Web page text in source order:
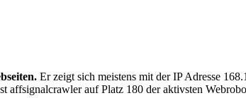
Er zeigt sich meistens mit der IP Adresse
auf Platz 180 der aktivsten